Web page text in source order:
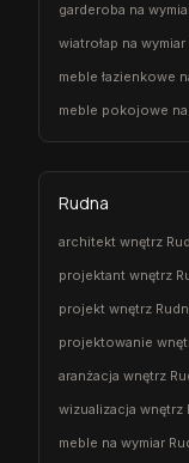
garderoba na
wiatrołap na
meble łazienkowe
meble pokojowe
Rudna
architekt wnętrz
projektant wnętrz
projekt wnętrz
projektowanie
aranżacja wnętrz
wizualizacja wnętrz
meble na wymiar